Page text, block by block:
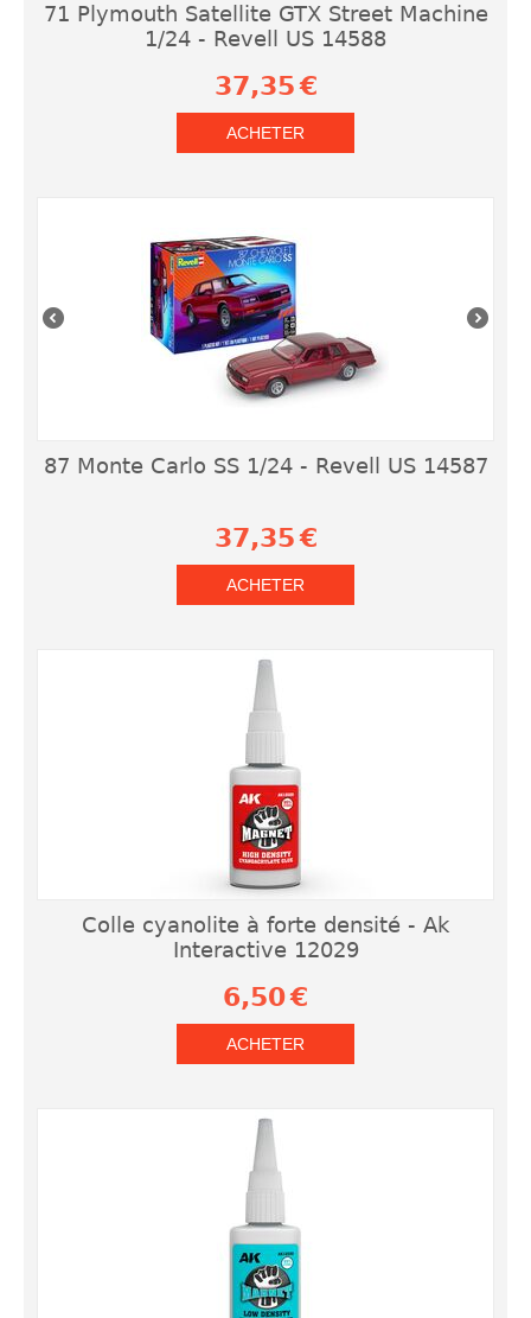
71 Plymouth Satellite GTX Street Machine
1/24 - Revell US 14588
37,35€
ACHETER
87 Monte Carlo SS 1/24 - Revell US 14587
37,35€
ACHETER
Colle cyanolite à forte densité - Ak
Interactive 12029
6,50€
ACHETER